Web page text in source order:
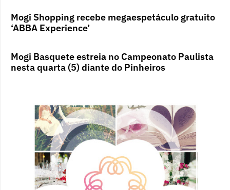
Mogi Shopping recebe megaespetáculo gratuito
‘ABBA Experience’
Mogi Basquete estreia no Campeonato Paulista
nesta quarta (5) diante do Pinheiros